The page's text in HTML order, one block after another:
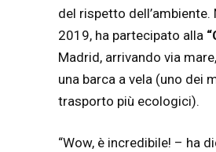
del rispetto dell’ambiente.
2019, ha partecipato alla
Madrid, arrivando via
una barca a vela (uno dei
trasporto più ecologici).
“Wow, è incredibile! – ha